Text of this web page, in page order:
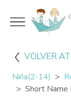
VOLVER
Niña(2-14)
Short Name